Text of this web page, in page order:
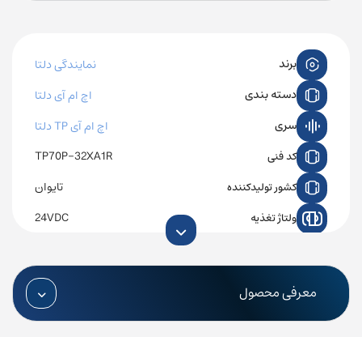
برند
نمایندگی دلتا
دسته بندی
اچ ام آی دلتا
سری
اچ ام آی TP دلتا
کد فنی TP70P-32XA1R
کشور تولیدکننده تایوان
ولتاژ تغذیه 24VDC
COM2:RS485, COM3: RS485, USB
معرفی محصول